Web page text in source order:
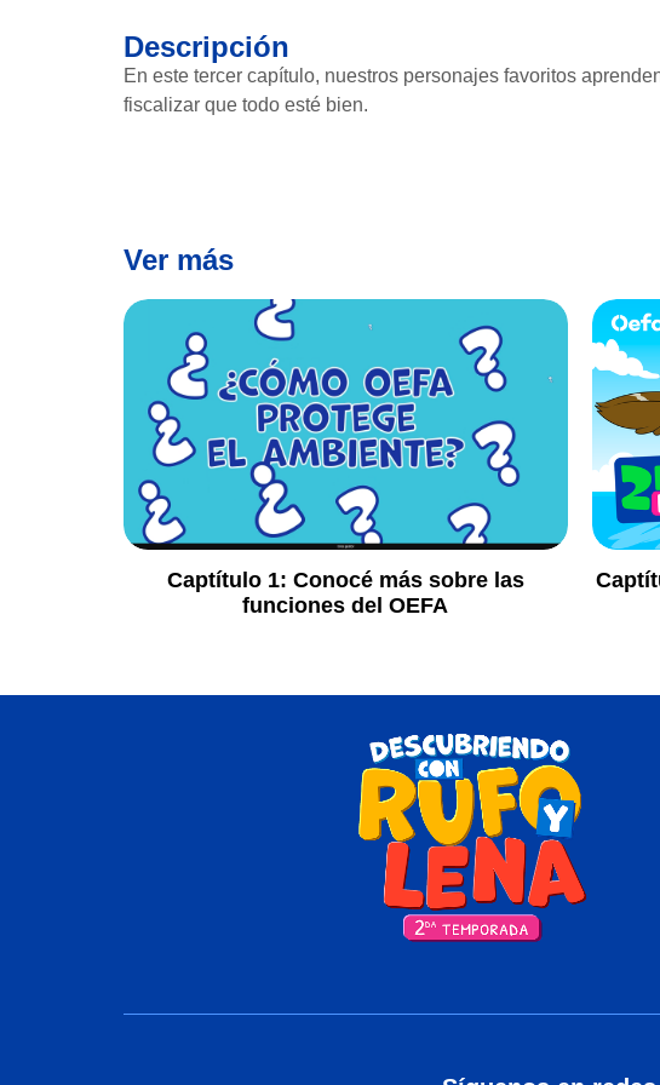
Descripción
En este tercer capítulo, nuestros personajes favoritos
fiscalizar que todo esté bien.
Ver más
Captítulo 1: Conocé más sobre las
funciones del OEFA